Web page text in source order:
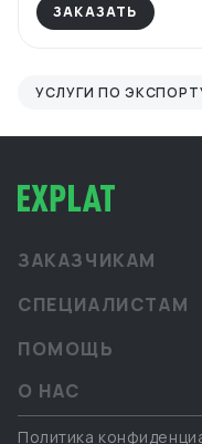
ЗАКАЗАТЬ
УСЛУГИ ПО
ЗАКАЗЧИКАМ
СПЕЦИАЛИСТАМ
ПОМОЩЬ
О НАС
Политика